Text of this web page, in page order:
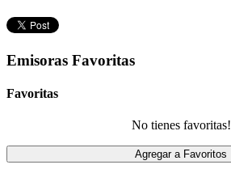
Emisoras Favoritas
Favoritas
No tienes favoritas!